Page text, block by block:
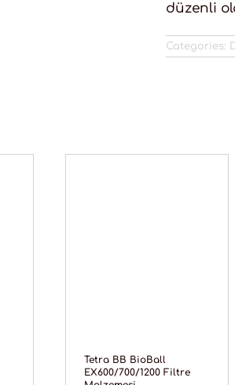
düzenli
Categories:
Tetra BB BioBall
EX600/700/1200 Filtre